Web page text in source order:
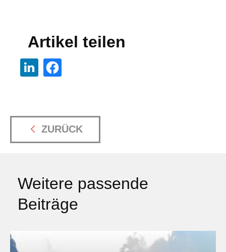
Artikel teilen
ZURÜCK
Weitere passende
Beiträge